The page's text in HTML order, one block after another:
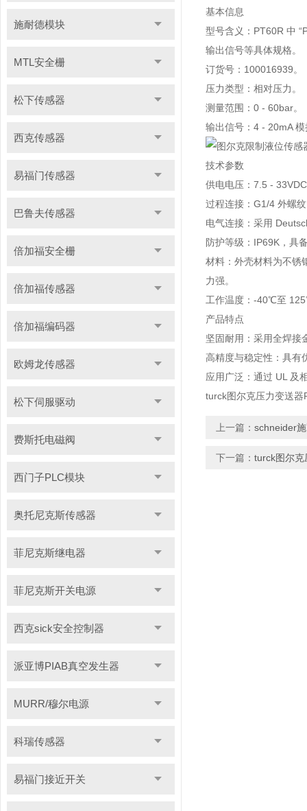
施耐德模块
MTL安全栅
松下传感器
西克传感器
易福门传感器
巴鲁夫传感器
倍加福安全栅
倍加福传感器
倍加福编码器
欧姆龙传感器
松下伺服驱动
费斯托电磁阀
西门子PLC模块
奥托尼克斯传感器
菲尼克斯继电器
菲尼克斯开关电源
西克sick安全控制器
派亚博PIAB真空发生器
MURR/穆尔电源
科瑞传感器
易福门接近开关
基本信息
型号含义：PT60R 中
输出信号等具体规格。
订货号：100016939。
压力类型：相对压力。
测量范围：0 - 60bar。
输出信号：4 - 20mA
技术参数
供电电压：7.5 -
过程连接：G1/4 外螺
电气连接：采用
防护等级：IP69K，具
材料：外壳材料为不锈
力强。
工作温度：-40℃至
产品特点
坚固耐用：采用全焊接
高精度与稳定性：具有
应用广泛：通过 UL 及
turck图尔克压力变送
上一篇： schneider
下一篇： turck图尔